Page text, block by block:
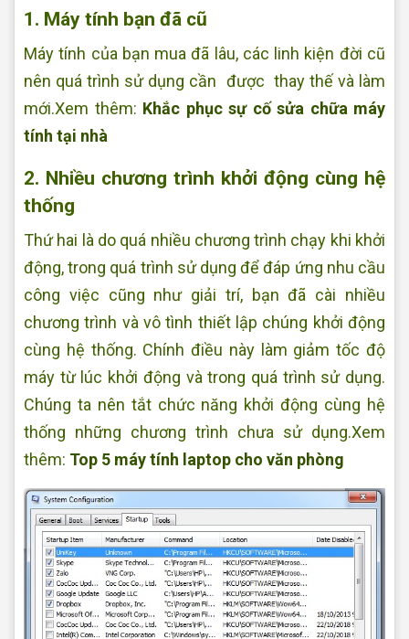
1. Máy tính bạn đã cũ
Máy tính của bạn mua đã lâu, các linh kiện đời cũ
nên quá trình sử dụng cần được thay thế và làm
mới.Xem thêm: Khắc phục sự cố sửa chữa máy
tính tại nhà
2. Nhiều chương trình khởi động cùng hệ
thống
Thứ hai là do quá nhiều chương trình chạy khi khởi
động, trong quá trình sử dụng để đáp ứng nhu cầu
công việc cũng như giải trí, bạn đã cài nhiều
chương trình và vô tình thiết lập chúng khởi động
cùng hệ thống. Chính điều này làm giảm tốc độ
máy từ lúc khởi động và trong quá trình sử dụng.
Chúng ta nên tắt chức năng khởi động cùng hệ
thống những chương trình chưa sử dụng.Xem
thêm: Top 5 máy tính laptop cho văn phòng